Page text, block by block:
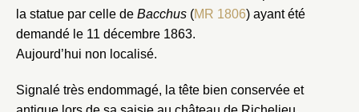
la statue par celle de Bacchus (MR 1806) ayant été
demandé le 11 décembre 1863.
Aujourd’hui non localisé.
Signalé très endommagé, la tête bien conservée et
Nom du dossier
Connexion
Courriel